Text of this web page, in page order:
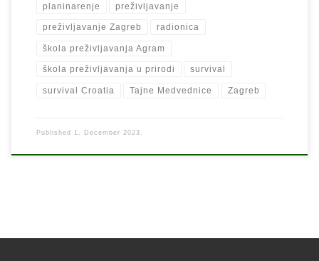
planinarenje preživljavanje
preživljavanje Zagreb radionica
škola preživljavanja Agram
škola preživljavanja u prirodi survival
survival Croatia Tajne Medvednice Zagreb
Published 1. December 2023.